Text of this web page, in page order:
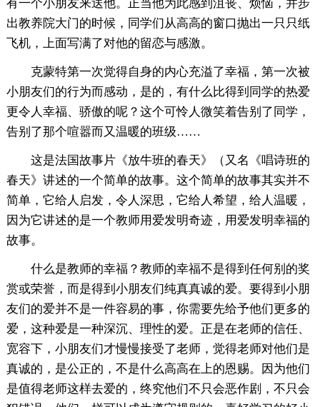
有一个小朋友来送他。正当他为此感到沮丧、烦恼，并步
出教养院大门的时候，同学们从高高的窗口抛出一只只纸
飞机，上面写满了对他的留恋与感激。
克蒙特第一次觉得自身的内心充溢了幸福，第一次被
小朋友们的行为而感动，是的，有什么比得到同学的热爱
更令人幸福、骄傲的呢？这个可怜人微笑着告别了同学，
告别了那个喧嚣而又温暖的班级……
这是法国故事片《放牛班的春天》（又名《唱诗班的
春天》讲述的一个简单的故事。这个简单的故事其实并不
简单，它给人启发，令人深思，它给人希望，给人温暖，
因为它讲述的是一个教师用爱发明奇迹，用爱发明幸福的
故事。
什么是教师的幸福？教师的幸福不是得到任何别的奖
赏或荣誉，而是得到小朋友们纯真真诚的爱。要得到小朋
友们的爱并不是一件容易的事，你需要先给予他们更多的
爱，这种爱是一种深沉、理性的爱。正是在老师的信任、
宽容下，小朋友们才慢慢接受了老师，觉得老师对他们是
真诚的，是公正的，不是什么高高在上的恩赐。因为他们
是值得老师这样去爱的，终究他们不只会恶作剧，不只会